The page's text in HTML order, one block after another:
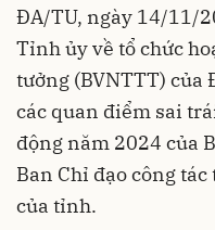
ĐA/TU, ngày 14/11/
Tỉnh ủy về tổ chức
tưởng (BVNTTT) của
các quan điểm sai
động năm 2024 của
Ban Chỉ đạo công
của tỉnh.​